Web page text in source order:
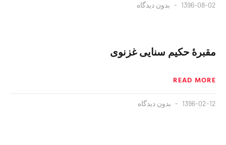
1396-08-02 بدون دیدگاه
مقبرهٔ حکیم سنایی غزنوی
READ MORE
1396-02-12 بدون دیدگاه